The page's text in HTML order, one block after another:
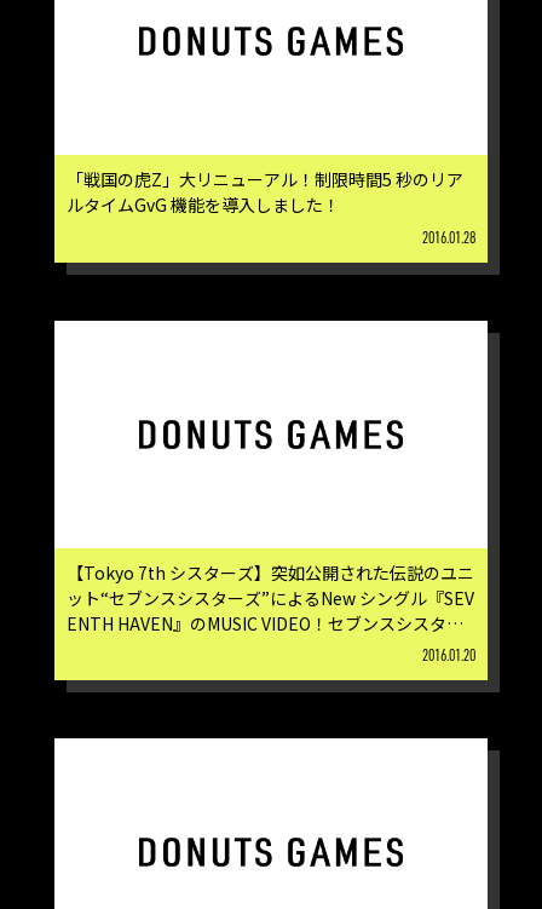
「戦国の虎Z」大リニューアル！制限時間5 秒のリア
ルタイムGvG 機能を導入しました！
2016.01.28
【Tokyo 7th シスターズ】突如公開された伝説のユニ
ット“セブンスシスターズ”によるNew シングル『SEV
ENTH HAVEN』のMUSIC VIDEO！セブンスシスター
ズの2030年デビュー当時のヴィジュアルやジャケッ
ました！
2016.01.20